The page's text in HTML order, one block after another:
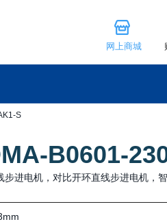
网上商城
S
B0601-
步进电机，对比开环直线步进电机，